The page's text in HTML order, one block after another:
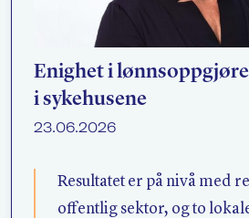
Enighet i
i sykehusene
23.06.2026
Resultatet er på nivå med
offentlig sektor, og to